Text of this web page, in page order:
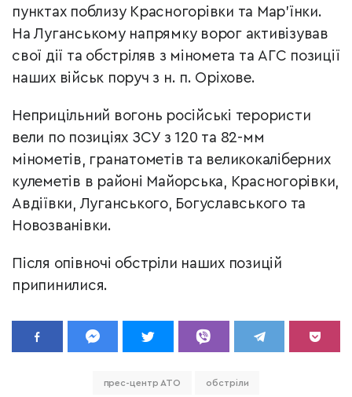
пунктах поблизу Красногорівки та Мар’їнки.
На Луганському напрямку ворог активізував
свої дії та обстріляв з міномета та АГС позиції
наших військ поруч з н. п. Оріхове.
Неприцільний вогонь російські терористи
вели по позиціях ЗСУ з 120 та 82-мм
мінометів, гранатометів та великокаліберних
кулеметів в районі Майорська, Красногорівки,
Авдіївки, Луганського, Богуславського та
Новозванівки.
Після опівночі обстріли наших позицій
припинилися.
прес-центр АТО обстріли